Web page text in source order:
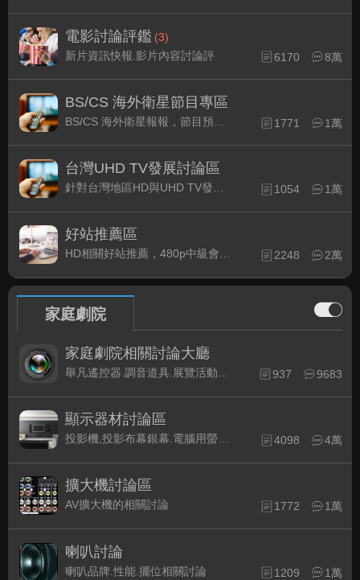
電影討論評鑑 (3)
新片資訊快報.影片內容討論評
6170 8萬
BS/CS 海外衛星節目專區
1771 1萬
台灣UHD TV發展討論區
1054 1萬
好站推薦區
HD相關好站推薦，480p中級會員以上限定 2248 2萬
家庭劇院
家庭劇院相關討論大廳
937 9683
顯示器材討論區
4098 4萬
擴大機討論區
AV擴大機的相關討論 1772 1萬
喇叭討論
喇叭品牌.性能.擺位相關討論 1209 1萬